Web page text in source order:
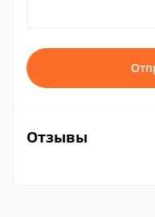
Отзывы